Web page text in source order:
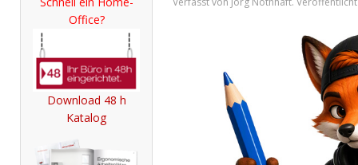
Office?
Download 48 h
Katalog